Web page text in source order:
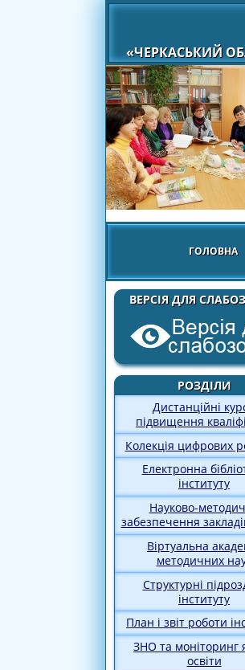
«ЧЕРКАСЬКИЙ
ГОЛОВНА
ВЕРСІЯ ДЛЯ
РОЗДІЛИ
Дистанційні
підвищення
Колекція цифрових
Електронна
інституту
Науково-
забезпечення
Віртуальна
методичних
Структурні
інституту
План і звіт роботи
ЗНО та моніторинг
освіти